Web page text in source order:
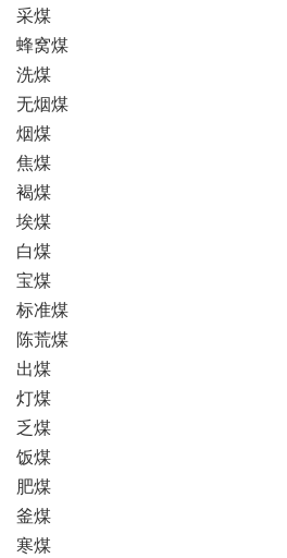
采煤
蜂窝煤
洗煤
无烟煤
烟煤
焦煤
褐煤
埃煤
白煤
宝煤
标准煤
陈荒煤
出煤
灯煤
乏煤
饭煤
肥煤
釜煤
寒煤